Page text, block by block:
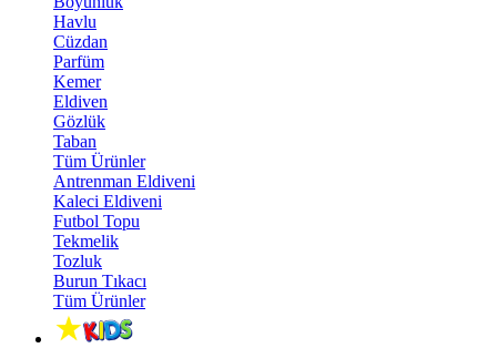
Havlu
Cüzdan
Parfüm
Kemer
Eldiven
Gözlük
Taban
Tüm Ürünler
Antrenman Eldiveni
Kaleci Eldiveni
Futbol Topu
Tekmelik
Tozluk
Burun Tıkacı
Tüm Ürünler